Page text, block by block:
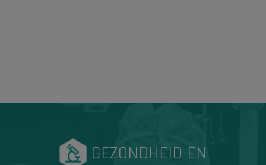
GEZONDHEID EN